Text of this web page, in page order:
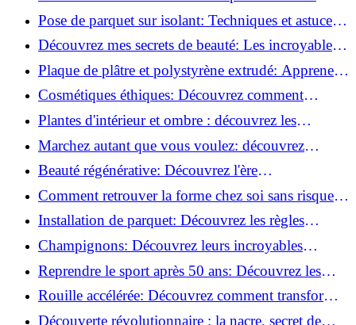
parfait!
Pose de parquet sur isolant: Techniques et astuces
pour un sol parfait!
Découvrez mes secrets de beauté: Les incroyables
vertus du raisin!
Plaque de plâtre et polystyrène extrudé: Apprenez
à les coller efficacement!
Cosmétiques éthiques: Découvrez comment
transformer votre routine beauté!
Plantes d'intérieur et ombre : découvrez les
meilleures pour votre maison !
Marchez autant que vous voulez: découvrez
pourquoi c'est bénéfique!
Beauté régénérative: Découvrez l'ère
révolutionnaire de la cosmétique verte!
Comment retrouver la forme chez soi sans risque
de blessure: Techniques et conseils sûrs!
Installation de parquet: Découvrez les règles
essentielles à respecter!
Champignons: Découvrez leurs incroyables
pouvoirs antioxydants!
Reprendre le sport après 50 ans: Découvrez les
meilleures méthodes!
Rouille accélérée: Découvrez comment transformer
la corrosion en déco tendance!
Découverte révolutionnaire : la nacre, secret de